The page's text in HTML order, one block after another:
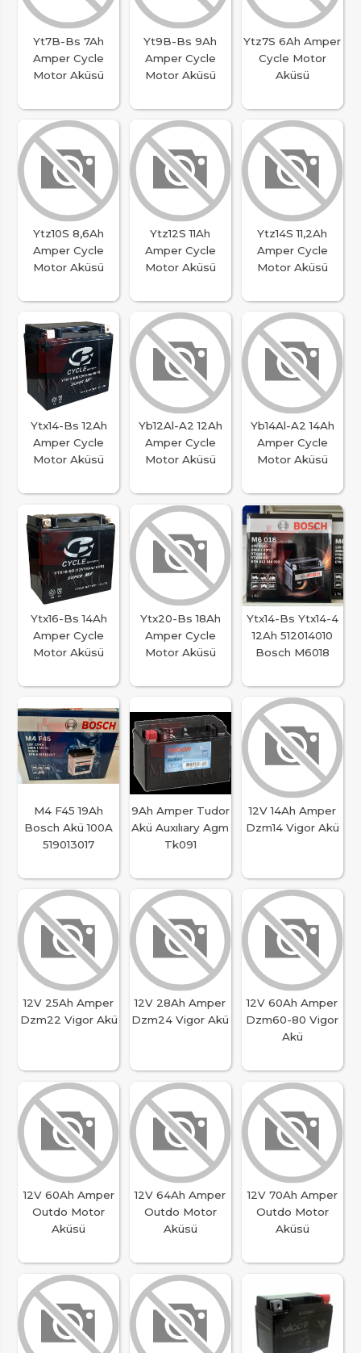
Yt7B-Bs 7Ah
Amper Cycle
Motor Aküsü
Yt9B-Bs 9Ah
Amper Cycle
Motor Aküsü
Ytz7S 6Ah Amper
Cycle Motor
Aküsü
Ytz10S 8,6Ah
Amper Cycle
Motor Aküsü
Ytz12S 11Ah
Amper Cycle
Motor Aküsü
Ytz14S 11,2Ah
Amper Cycle
Motor Aküsü
Ytx14-Bs 12Ah
Amper Cycle
Motor Aküsü
Yb12Al-A2 12Ah
Amper Cycle
Motor Aküsü
Yb14Al-A2 14Ah
Amper Cycle
Motor Aküsü
Ytx16-Bs 14Ah
Amper Cycle
Motor Aküsü
Ytx20-Bs 18Ah
Amper Cycle
Motor Aküsü
Ytx14-Bs Ytx14-4
12Ah 512014010
Bosch M6018
M4 F45 19Ah
Bosch Akü 100A
519013017
9Ah Amper Tudor
Akü Auxılıary Agm
Tk091
12V 14Ah Amper
Dzm14 Vigor Akü
12V 25Ah Amper
Dzm22 Vigor Akü
12V 28Ah Amper
Dzm24 Vigor Akü
12V 60Ah Amper
Dzm60-80 Vigor
Akü
12V 60Ah Amper
Outdo Motor
Aküsü
12V 64Ah Amper
Outdo Motor
Aküsü
12V 70Ah Amper
Outdo Motor
Aküsü